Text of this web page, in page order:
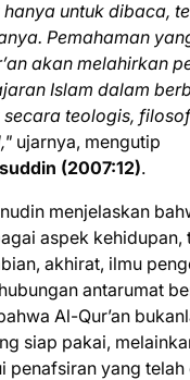
hanya untuk dibaca,
Pemahaman
akan melahirkan
Islam dalam
teologis,
ujarnya, mengutip
(2007:12).
menjelaskan
aspek kehidupan,
akhirat, ilmu
antarumat
Al-Qur’an
siap pakai,
penafsiran yang